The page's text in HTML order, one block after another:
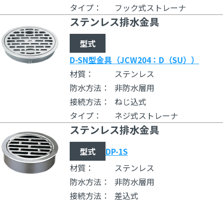
タイプ：
フック式ストレーナ
ステンレス排水金具
型式
D-SN型金具（JCW204：D（SU））
材質：
ステンレス
防水方法：
非防水層用
接続方法：
ねじ込式
タイプ：
ネジ式ストレーナ
ステンレス排水金具
型式
DP-1S
材質：
ステンレス
防水方法：
非防水層用
接続方法：
差込式